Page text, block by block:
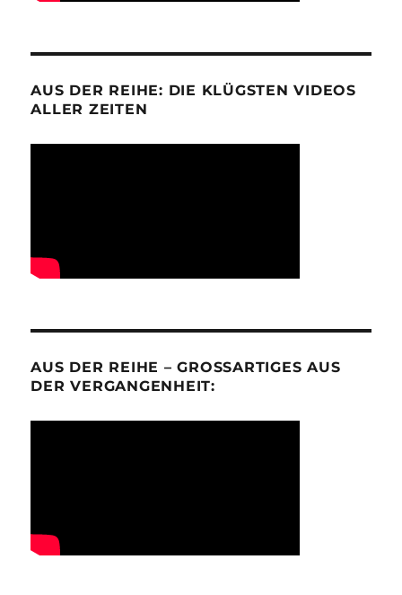
AUS DER REIHE: DIE KLÜGSTEN VIDEOS
ALLER ZEITEN
AUS DER REIHE – GROSSARTIGES AUS D
ER VERGANGENHEIT: